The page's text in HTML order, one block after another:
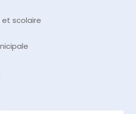
scolaire